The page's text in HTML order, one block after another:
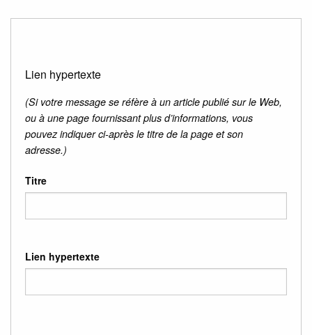
Lien hypertexte
(Si votre message se réfère à un article publié sur le Web,
ou à une page fournissant plus d’informations, vous
pouvez indiquer ci-après le titre de la page et son
adresse.)
Titre
Lien hypertexte